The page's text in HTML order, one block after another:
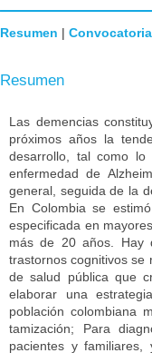
Resumen | Convocatoria
Resumen
Las demencias
próximos años la
desarrollo, tal como lo
enfermedad de
general, seguida de la
En Colombia se
especificada en
más de 20 años. Hay
trastornos cognitivos se
de salud pública que
elaborar una
población colombiana
tamización; Para
pacientes y